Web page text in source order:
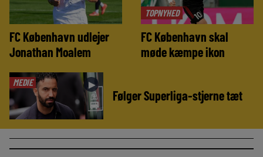
FC København udlejer
Jonathan Moalem
TOPNYHED
FC København skal
møde kæmpe ikon
MEDIE ►
Følger Superliga-stjerne tæt